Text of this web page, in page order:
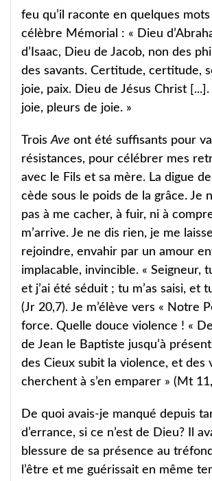
feu qu’il raconte en quelques mots
célèbre Mémorial : « Dieu
d’Isaac, Dieu de Jacob, non des
des savants. Certitude, certitude,
joie, paix. Dieu de Jésus Christ [...].
joie, pleurs de joie. »
TroisAve ont été suffisants pour
résistances, pour célébrer mes
avec le Fils et sa mère. La digue
cède sous le poids de la grâce. Je
pas à me cacher, à fuir, ni à
m’arrive. Je ne dis rien, je me
rejoindre, envahir par un amour
implacable, invincible. « Seigneur,
et j’ai été séduit ; tu m’as saisi, et
(Jr 20,7). Je m’élève vers « Notre
force. Quelle douce violence ! «
de Jean le Baptiste jusqu’à
des Cieux subit la violence, et des
cherchent à s’en emparer » (Mt
De quoi avais-je manqué depuis
d’errance, si ce n’est de Dieu? Il
blessure de sa présence au
l’être et me guérissait en même